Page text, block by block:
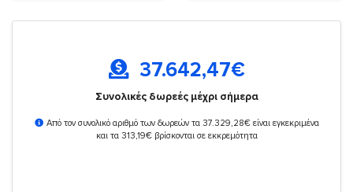
37.642,47€
Συνολικές δωρεές μέχρι σήμερα
Από τον συνολικό αριθμό των δωρεών τα 37.329,28€ είναι εγκεκριμένα
και τα 313,19€ βρίσκονται σε εκκρεμότητα